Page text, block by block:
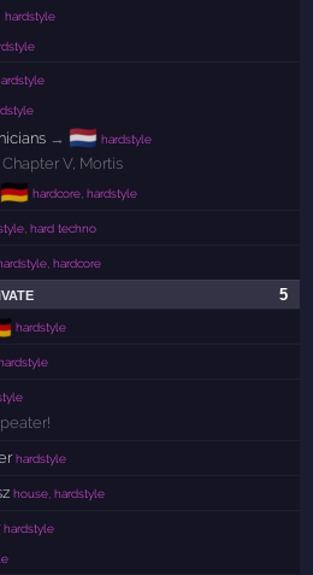
hardstyle
→ 🇳🇱 hardstyle
Chapter V, Mortis
🇩🇪 hardcore, hardstyle
hard techno
hardcore
5
hardstyle
hardstyle
house, hardstyle
hardstyle